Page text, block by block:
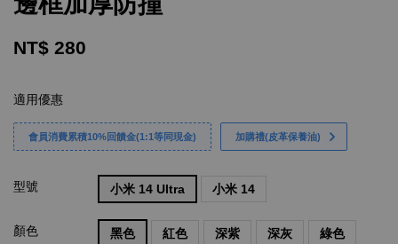
NT$ 280
適用優惠
會員消費累積10%回饋金(1:1等同現金) 加購禮(皮革保養油)
型號 小米 14 Ultra 小米 14
顏色 黑色 紅色 深紫 深灰 綠色